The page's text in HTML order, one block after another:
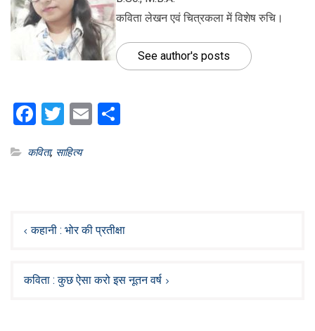
कविता लेखन एवं चित्रकला में विशेष रुचि।
See author's posts
Facebook
Twitter
Email
कविता, साहित्य
navigation
कहानी : भोर की प्रतीक्षा
कविता : कुछ ऐसा करो इस नूतन वर्ष